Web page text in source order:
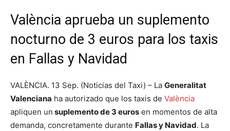
València aprueba un suplemento
nocturno de 3 euros para los taxis
en Fallas y Navidad
VALÈNCIA. 13 Sep. (Noticias del Taxi) – La Generalitat
Valenciana ha autorizado que los taxis de València
apliquen un suplemento de 3 euros en momentos de alta
demanda, concretamente durante Fallas y Navidad. La